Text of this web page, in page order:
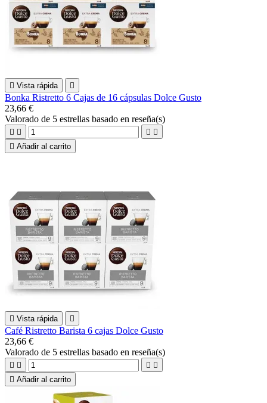
 Vista rápida 
Bonka Ristretto 6 Cajas de 16 cápsulas Dolce Gusto
23,66 €
Valorado de 5 estrellas basado en reseña(s)
   
 Añadir al carrito
 Vista rápida 
Café Ristretto Barista 6 cajas Dolce Gusto
23,66 €
Valorado de 5 estrellas basado en reseña(s)
   
 Añadir al carrito